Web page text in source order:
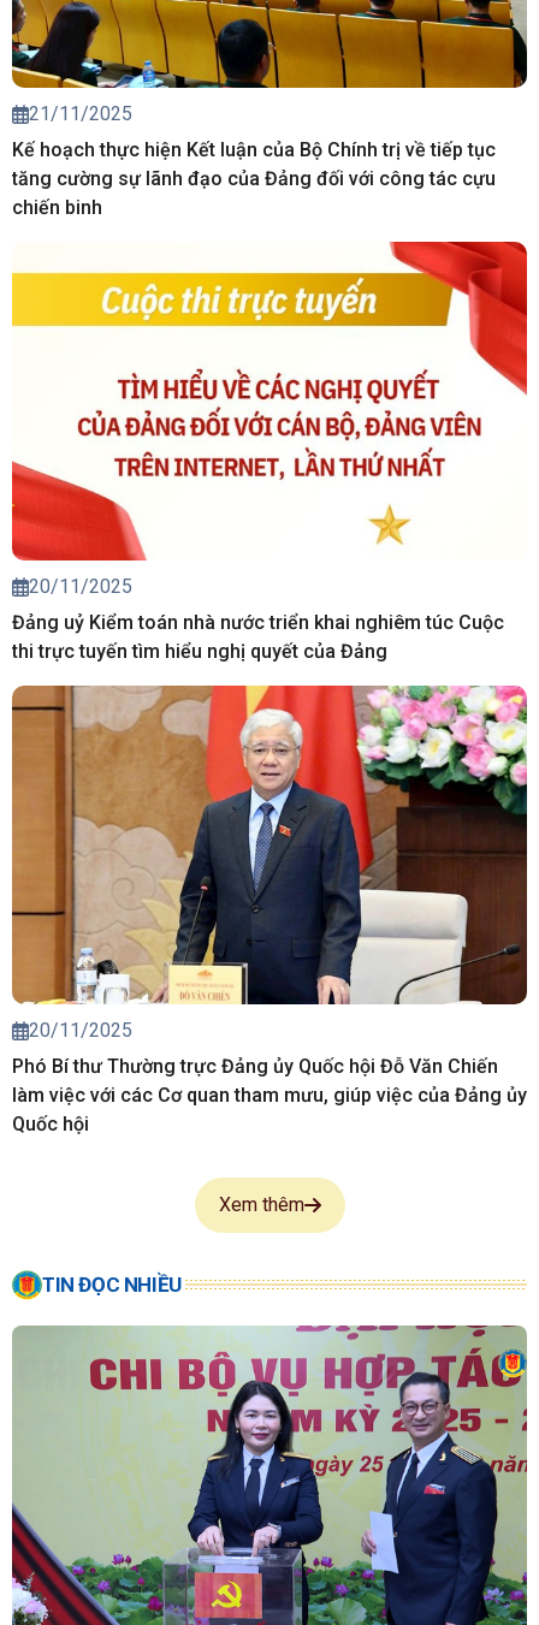
21/11/2025
Kế hoạch thực hiện Kết luận của Bộ Chính trị về tiếp tục
tăng cường sự lãnh đạo của Đảng đối với công tác cựu
chiến binh
20/11/2025
Đảng uỷ Kiểm toán nhà nước triển khai nghiêm túc Cuộc
thi trực tuyến tìm hiểu nghị quyết của Đảng
20/11/2025
Phó Bí thư Thường trực Đảng ủy Quốc hội Đỗ Văn Chiến
làm việc với các Cơ quan tham mưu, giúp việc của Đảng ủy
Quốc hội
Xem thêm
TIN ĐỌC NHIỀU